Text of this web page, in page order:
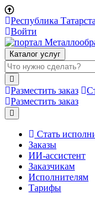
Республика
Войти
Каталог услуг
Разместить заказ
Разместить заказ
Стать
Заказы
ИИ-ассистент
Заказчикам
Исполнителям
Тарифы